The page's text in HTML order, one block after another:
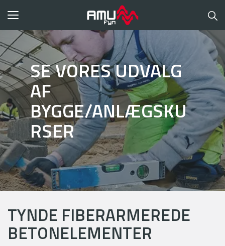
Toggle
SE VORES UDVALG
AF
BYGGE/ANLÆGSKU
RSER
TYNDE FIBERARMEREDE
BETONELEMENTER